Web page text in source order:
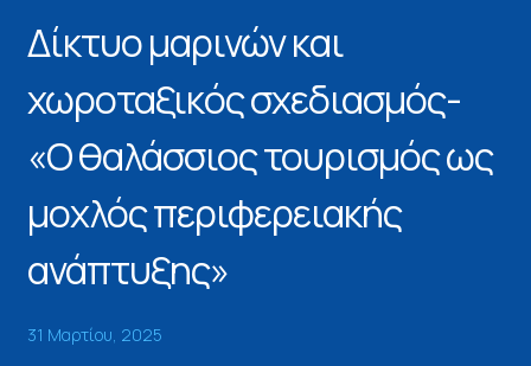
Δίκτυο μαρινών και
χωροταξικός σχεδιασμός-
«Ο θαλάσσιος τουρισμός ως
μοχλός περιφερειακής
ανάπτυξης»
31 Μαρτίου, 2025